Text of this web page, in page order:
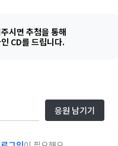
시면 추첨을 통해
CD를 드립니다.
응원 남기기